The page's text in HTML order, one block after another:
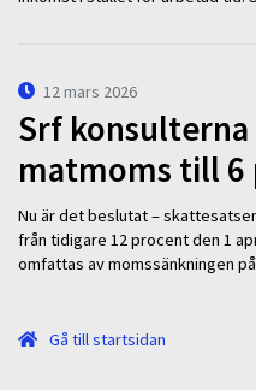
12 mars 2026
Srf
matmoms till 6
Nu är det beslutat –
från tidigare 12 procent den 1
omfattas av momssänkningen
Gå till startsidan